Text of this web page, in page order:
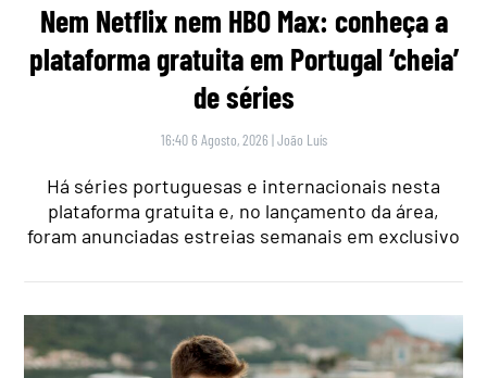
Nem Netflix nem HBO Max: conheça a
plataforma gratuita em Portugal ‘cheia’
de séries
16:40 6 Agosto, 2026 |João Luís
Há séries portuguesas e internacionais nesta
plataforma gratuita e, no lançamento da área,
foram anunciadas estreias semanais em exclusivo